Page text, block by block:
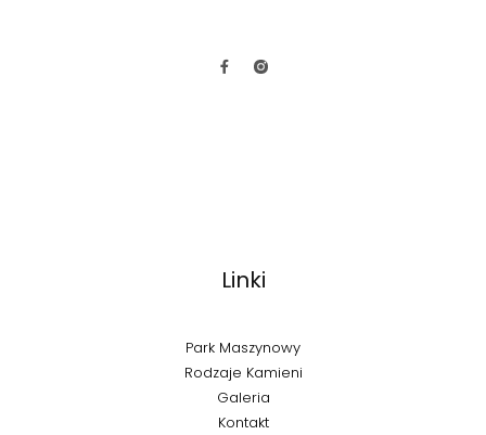
Linki
Park Maszynowy
Rodzaje Kamieni
Galeria
Kontakt